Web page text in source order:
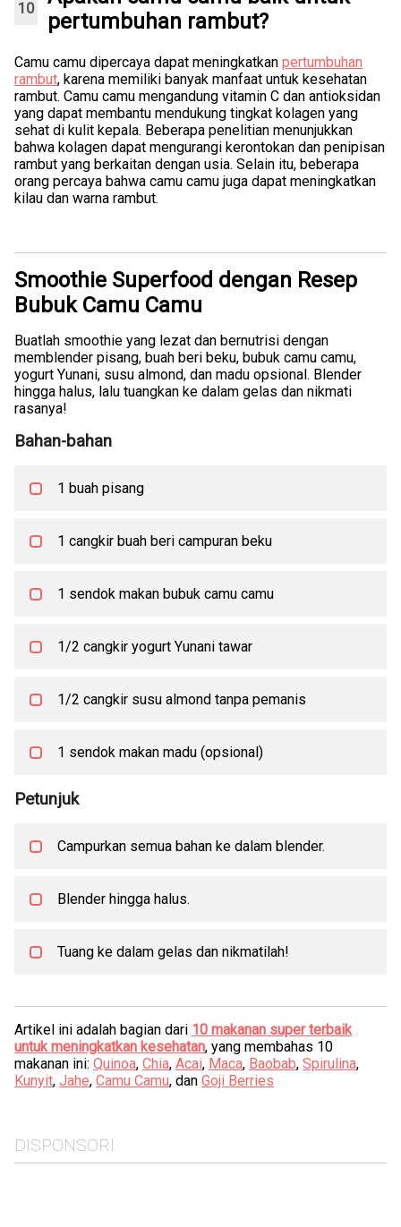
pertumbuhan rambut?
Camu camu dipercaya dapat meningkatkan pertumbuhan
rambut, karena memiliki banyak manfaat untuk kesehatan
rambut. Camu camu mengandung vitamin C dan antioksidan
yang dapat membantu mendukung tingkat kolagen yang
sehat di kulit kepala. Beberapa penelitian menunjukkan
bahwa kolagen dapat mengurangi kerontokan dan penipisan
rambut yang berkaitan dengan usia. Selain itu, beberapa
orang percaya bahwa camu camu juga dapat meningkatkan
kilau dan warna rambut.
Smoothie Superfood dengan Resep
Bubuk Camu Camu
Buatlah smoothie yang lezat dan bernutrisi dengan
memblender pisang, buah beri beku, bubuk camu camu,
yogurt Yunani, susu almond, dan madu opsional. Blender
hingga halus, lalu tuangkan ke dalam gelas dan nikmati
rasanya!
Bahan-bahan
1 buah pisang
1 cangkir buah beri campuran beku
1 sendok makan bubuk camu camu
1/2 cangkir yogurt Yunani tawar
1/2 cangkir susu almond tanpa pemanis
1 sendok makan madu (opsional)
Petunjuk
Campurkan semua bahan ke dalam blender.
Blender hingga halus.
Tuang ke dalam gelas dan nikmatilah!
Artikel ini adalah bagian dari 10 makanan super terbaik
untuk meningkatkan kesehatan, yang membahas 10
makanan ini: Quinoa, Chia, Acai, Maca, Baobab, Spirulina,
Kunyit, Jahe, Camu Camu, dan Goji Berries
DISPONSORI